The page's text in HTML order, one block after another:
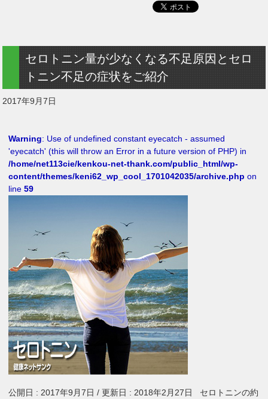
セロトニン量が少なくなる不足原因とセロ
トニン不足の症状をご紹介
2017年9月7日
Warning: Use of undefined constant eyecatch - assumed
'eyecatch' (this will throw an Error in a future version of PHP) in
/home/net113cie/kenkou-net-thank.com/public_html/wp-
content/themes/keni62_wp_cool_1701042035/archive.php on
line59
公開日 : 2017年9月7日 / 更新日 : 2018年2月27日 セロトニンの約